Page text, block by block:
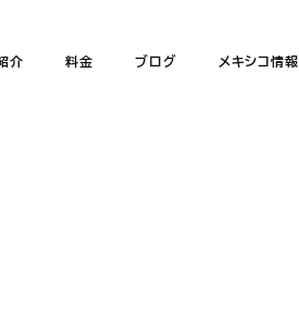
介 料金 ブログ メキシコ情報